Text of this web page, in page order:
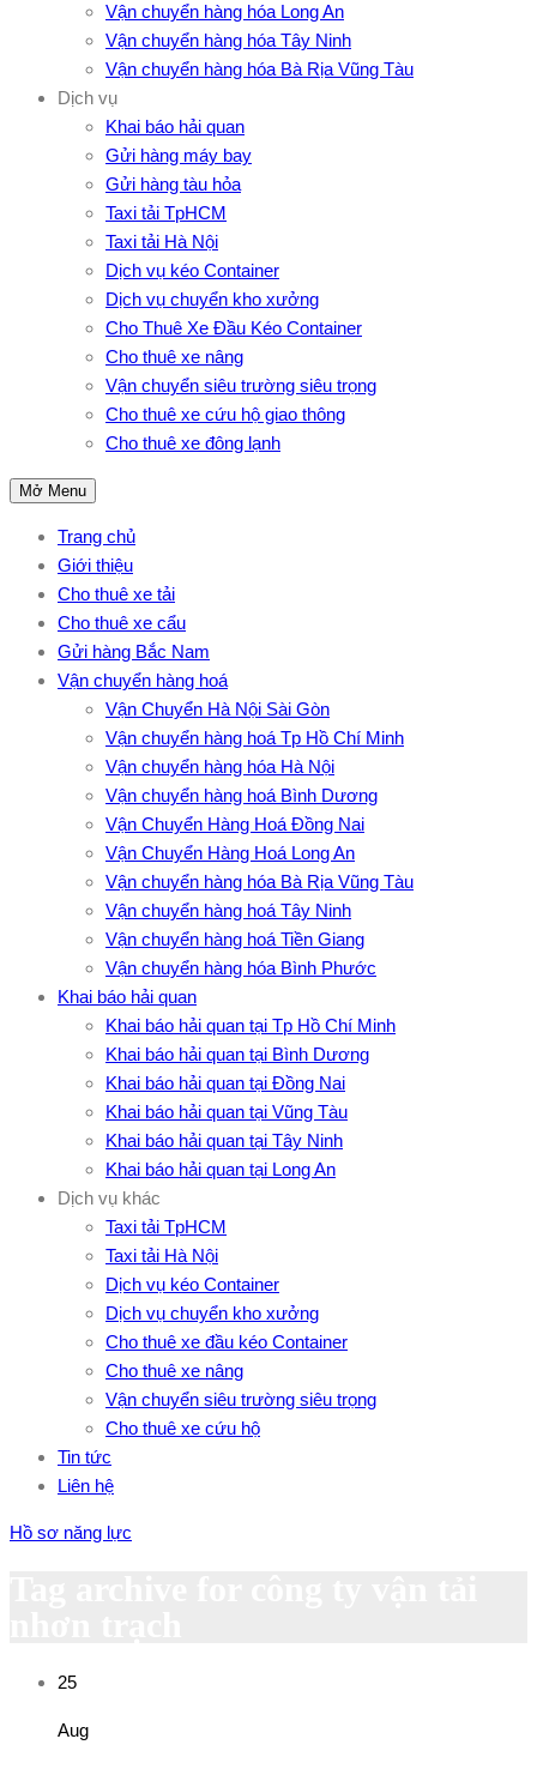
Vận chuyển hàng hóa Long An
Vận chuyển hàng hóa Tây Ninh
Vận chuyển hàng hóa Bà Rịa Vũng Tàu
Dịch vụ
Khai báo hải quan
Gửi hàng máy bay
Gửi hàng tàu hỏa
Taxi tải TpHCM
Taxi tải Hà Nội
Dịch vụ kéo Container
Dịch vụ chuyển kho xưởng
Cho Thuê Xe Đầu Kéo Container
Cho thuê xe nâng
Vận chuyển siêu trường siêu trọng
Cho thuê xe cứu hộ giao thông
Cho thuê xe đông lạnh
Mở Menu
Trang chủ
Giới thiệu
Cho thuê xe tải
Cho thuê xe cẩu
Gửi hàng Bắc Nam
Vận chuyển hàng hoá
Vận Chuyển Hà Nội Sài Gòn
Vận chuyển hàng hoá Tp Hồ Chí Minh
Vận chuyển hàng hóa Hà Nội
Vận chuyển hàng hoá Bình Dương
Vận Chuyển Hàng Hoá Đồng Nai
Vận Chuyển Hàng Hoá Long An
Vận chuyển hàng hóa Bà Rịa Vũng Tàu
Vận chuyển hàng hoá Tây Ninh
Vận chuyển hàng hoá Tiền Giang
Vận chuyển hàng hóa Bình Phước
Khai báo hải quan
Khai báo hải quan tại Tp Hồ Chí Minh
Khai báo hải quan tại Bình Dương
Khai báo hải quan tại Đồng Nai
Khai báo hải quan tại Vũng Tàu
Khai báo hải quan tại Tây Ninh
Khai báo hải quan tại Long An
Dịch vụ khác
Taxi tải TpHCM
Taxi tải Hà Nội
Dịch vụ kéo Container
Dịch vụ chuyển kho xưởng
Cho thuê xe đầu kéo Container
Cho thuê xe nâng
Vận chuyển siêu trường siêu trọng
Cho thuê xe cứu hộ
Tin tức
Liên hệ
Hồ sơ năng lực
25
Aug